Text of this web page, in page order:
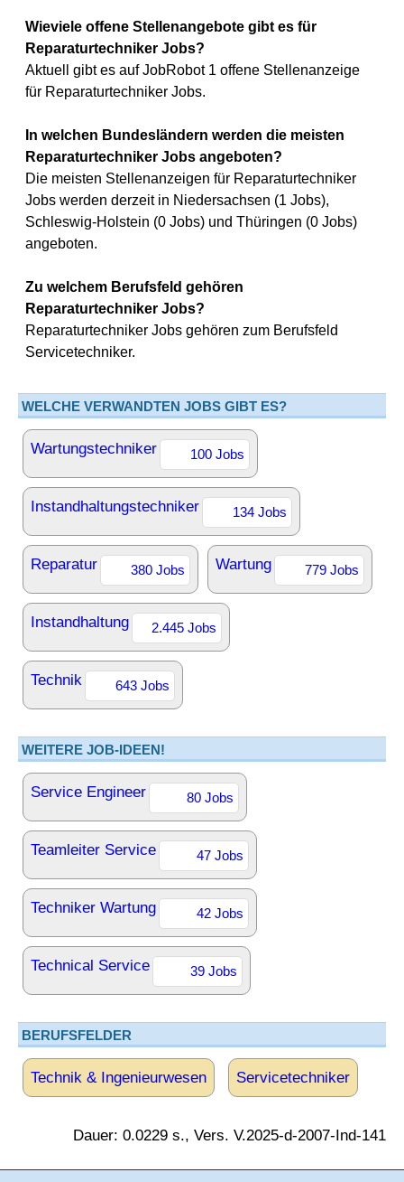
Wieviele offene Stellenangebote gibt es für
Reparaturtechniker Jobs?
Aktuell gibt es auf JobRobot 1 offene Stellenanzeige
für Reparaturtechniker Jobs.
In welchen Bundesländern werden die meisten
Reparaturtechniker Jobs angeboten?
Die meisten Stellenanzeigen für Reparaturtechniker
Jobs werden derzeit in Niedersachsen (1 Jobs),
Schleswig-Holstein (0 Jobs) und Thüringen (0 Jobs)
angeboten.
Zu welchem Berufsfeld gehören
Reparaturtechniker Jobs?
Reparaturtechniker Jobs gehören zum Berufsfeld
Servicetechniker.
WELCHE VERWANDTEN JOBS GIBT ES?
Wartungstechniker 100 Jobs
Instandhaltungstechniker 134 Jobs
Reparatur 380 Jobs Wartung 779 Jobs
Instandhaltung 2.445 Jobs
Technik 643 Jobs
WEITERE JOB-IDEEN!
Service Engineer 80 Jobs
Teamleiter Service 47 Jobs
Techniker Wartung 42 Jobs
Technical Service 39 Jobs
BERUFSFELDER
Technik & Ingenieurwesen Servicetechniker
Dauer: 0.0229 s., Vers. V.2025-d-2007-Ind-141